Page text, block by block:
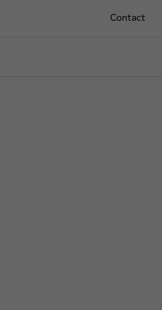
Contact